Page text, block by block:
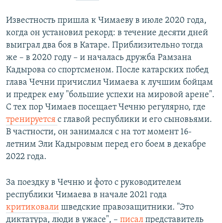
Известность пришла к Чимаеву в июле 2020 года,
когда он установил рекорд: в течение десяти дней
выиграл два боя в Катаре. Приблизительно тогда
же – в 2020 году – и началась дружба Рамзана
Кадырова со спортсменом. После катарских побед
глава Чечни причислил Чимаева к лучшим бойцам
и предрек ему "большие успехи на мировой арене".
С тех пор Чимаев посещает Чечню регулярно, где
тренируется с главой республики и его сыновьями.
В частности, он занимался с на тот момент 16-
летним Эли Кадыровым перед его боем в декабре
2022 года.
За поездку в Чечню и фото с руководителем
республики Чимаева в начале 2021 года
критиковали шведские правозащитники. "Это
диктатура, люди в ужасе", – писал представитель